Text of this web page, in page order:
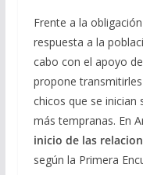
Frente a la
respuesta a la
cabo con el apoyo de
propone
chicos que se inician
más tempranas. En
inicio de las
según la Primera